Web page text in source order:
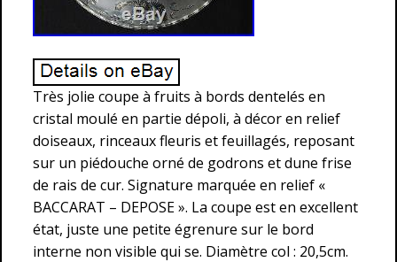
Très jolie coupe à fruits à bords dentelés en
cristal moulé en partie dépoli, à décor en relief
doiseaux, rinceaux fleuris et feuillagés, reposant
sur un piédouche orné de godrons et dune frise
de rais de cur. Signature marquée en relief «
BACCARAT – DEPOSE ». La coupe est en excellent
état, juste une petite égrenure sur le bord
interne non visible qui se. Diamètre col : 20,5cm.